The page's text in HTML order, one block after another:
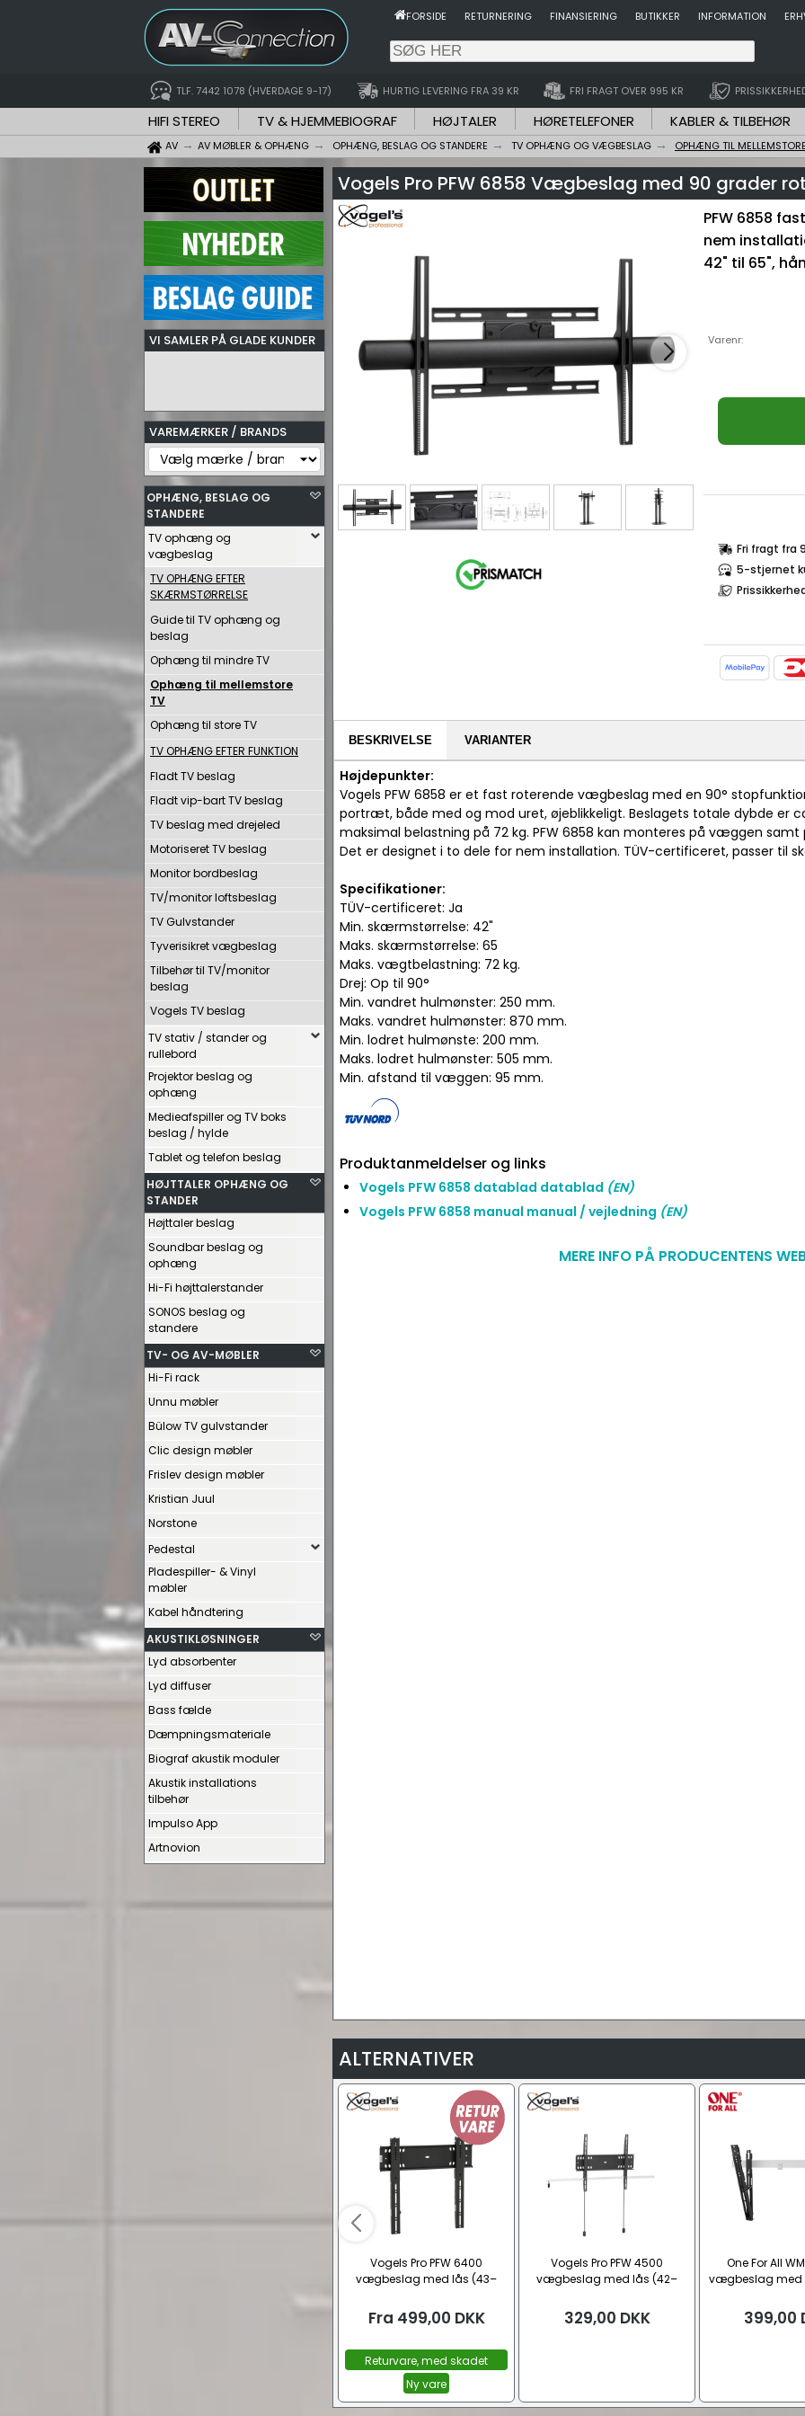
FORSIDE RETURNERING FINANSIERING BUTIKKER INFORMATION
TLF. 7442 1078 (HVERDAGE 9-17) HURTIG LEVERING FRA 39 KR FRI FRAGT OVER 995 KR
HIFI STEREO TV & HJEMMEBIOGRAF HØJTALER HØRETELEFONER KABLER & TILBEHØR
AV AV MØBLER & OPHÆNG OPHÆNG, BESLAG OG STANDERE TV OPHÆNG OG VÆGBESLAG OPHÆNG TIL
VI SAMLER PÅ GLADE KUNDER
VAREMÆRKER / BRANDS
OPHÆNG, BESLAG OG
STANDERE
TV ophæng og
vægbeslag
TV OPHÆNG EFTER
SKÆRMSTØRRELSE
Guide til TV ophæng og
beslag
Ophæng til mindre TV
Ophæng til mellemstore
TV
Ophæng til store TV
TV OPHÆNG EFTER FUNKTION
Fladt TV beslag
Fladt vip-bart TV beslag
TV beslag med drejeled
Motoriseret TV beslag
Monitor bordbeslag
TV/monitor loftsbeslag
TV Gulvstander
Tyverisikret vægbeslag
Tilbehør til TV/monitor
beslag
Vogels TV beslag
TV stativ / stander og
rullebord
Projektor beslag og
ophæng
Medieafspiller og TV boks
beslag / hylde
Tablet og telefon beslag
HØJTTALER OPHÆNG OG
STANDER
Højttaler beslag
Soundbar beslag og
ophæng
Hi-Fi højttalerstander
SONOS beslag og
standere
TV- OG AV-MØBLER
Hi-Fi rack
Unnu møbler
Bülow TV gulvstander
Clic design møbler
Frislev design møbler
Kristian Juul
Norstone
Pedestal
Pladespiller- & Vinyl
møbler
Kabel håndtering
AKUSTIKLØSNINGER
Lyd absorbenter
Lyd diffuser
Bass fælde
Dæmpningsmateriale
Biograf akustik moduler
Akustik installations
tilbehør
Impulso App
Artnovion
Vogels Pro PFW 6858 Vægbeslag med 90 grader
PFW 6858
nem
42" til 65",
Varenr:
Fri fragt fra
5-stjernet
BESKRIVELSE VARIANTER
Højdepunkter:
Vogels PFW 6858 er et fast roterende vægbeslag med en 90°
portræt, både med og mod uret, øjeblikkeligt. Beslagets totale dybde er
maksimal belastning på 72 kg. PFW 6858 kan monteres på væggen
Det er designet i to dele for nem installation. TÜV-certificeret, passer til
Specifikationer:
TÜV-certificeret: Ja
Min. skærmstørrelse: 42"
Maks. skærmstørrelse: 65
Maks. vægtbelastning: 72 kg.
Drej: Op til 90°
Min. vandret hulmønster: 250 mm.
Maks. vandret hulmønster: 870 mm.
Min. lodret hulmønste: 200 mm.
Maks. lodret hulmønster: 505 mm.
Min. afstand til væggen: 95 mm.
Produktanmeldelser og links
Vogels PFW 6858 datablad datablad (EN)
Vogels PFW 6858 manual manual / vejledning (EN)
MERE INFO PÅ PRODUCENTENS
ALTERNATIVER
Vogels Pro PFW 6400
vægbeslag med lås (43–
Fra 499,00 DKK
Returvare, med skadet
emballage
Ny vare
Vogels Pro PFW 4500
vægbeslag med lås (42–
329,00 DKK
One For All
vægbeslag med
399,00